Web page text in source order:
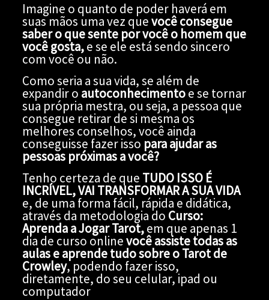
Imagine o quanto de poder haverá em
suas mãos uma vez quevocê consegue
saber o que sente por você o homem que
você gosta,e se ele está sendo sincero
com você ou não.
Como seria a sua vida, se além de
expandir o autoconhecimentoe se tornar
sua própria mestra, ou seja, a pessoa que
consegue retirar de si mesma os
melhores conselhos, você ainda
conseguisse fazer isso para ajudar as
pessoas próximas a você?
Tenho certeza de que TUDO ISSO É
INCRÍVEL, VAI TRANSFORMAR A SUA VIDA
e, de uma forma fácil, rápida e didática,
através da metodologia do Curso:
Aprenda a Jogar Tarot,em que apenas 1
dia de curso onlinevocê assiste todas as
aulas e aprende tudo sobre o Tarot de
Crowley, podendo fazer isso,
diretamente, do seu celular, ipad ou
computador